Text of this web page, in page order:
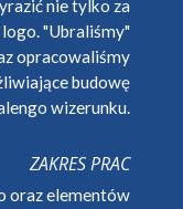
nie tylko za
"Ubraliśmy"
opracowaliśmy
budowę
wizerunku.
ZAKRES PRAC
oraz elementów